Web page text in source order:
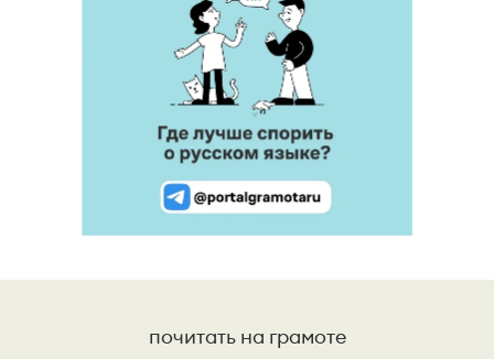
почитать на грамоте